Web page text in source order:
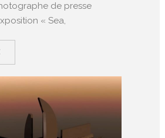
de presse
« Sea,